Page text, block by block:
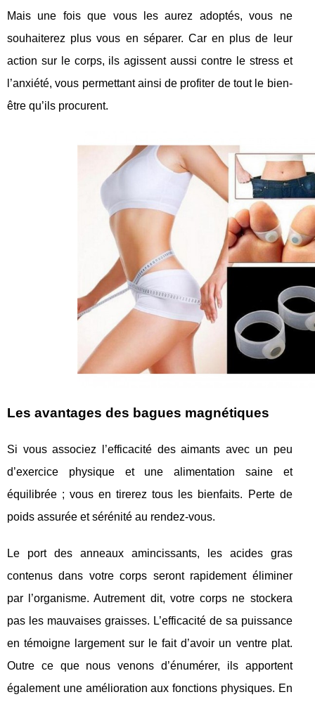
Mais une fois que vous les aurez adoptés, vous ne
souhaiterez plus vous en séparer. Car en plus de leur
action sur le corps, ils agissent aussi contre le stress et
l’anxiété, vous permettant ainsi de profiter de tout le bien-
être qu’ils procurent.
Les avantages des bagues magnétiques
Si vous associez l’efficacité des aimants avec un peu
d’exercice physique et une alimentation saine et
équilibrée ; vous en tirerez tous les bienfaits. Perte de
poids assurée et sérénité au rendez-vous.
Le port des anneaux amincissants, les acides gras
contenus dans votre corps seront rapidement éliminer
par l’organisme. Autrement dit, votre corps ne stockera
pas les mauvaises graisses. L’efficacité de sa puissance
en témoigne largement sur le fait d’avoir un ventre plat.
Outre ce que nous venons d’énumérer, ils apportent
également une amélioration aux fonctions physiques. En